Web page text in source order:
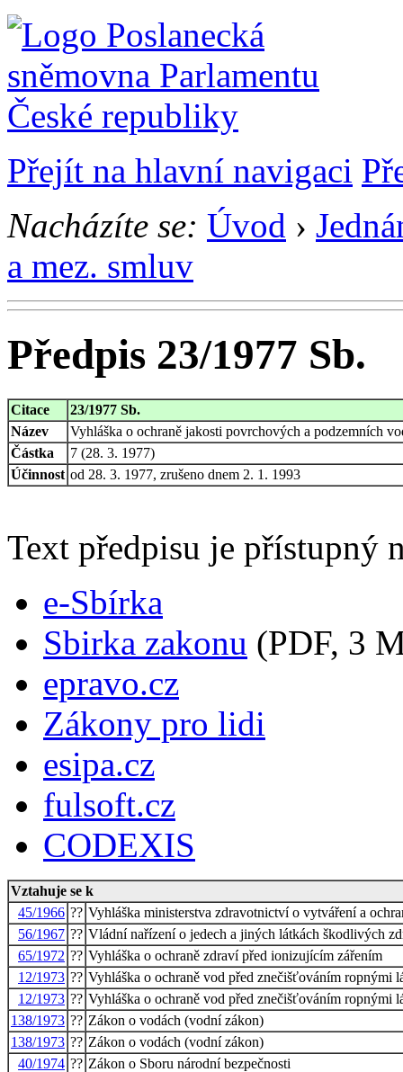
Přejít na hlavní navigaci
Nacházíte se: Úvod ›
a mez. smluv
Předpis 23/1977 Sb.
Citace
23/1977 Sb.
Název
Vyhláška o ochraně jakosti povrchových a podzemních
Částka
7 (28. 3. 1977)
Účinnost od 28. 3. 1977, zrušeno dnem 2. 1. 1993
Text předpisu je přístupný
e-Sbírka
Sbirka zakonu (PDF, 3
epravo.cz
Zákony pro lidi
esipa.cz
fulsoft.cz
CODEXIS
Vztahuje se k
45/1966 ?? Vyhláška ministerstva zdravotnictví o vytváření a
56/1967 ?? Vládní nařízení o jedech a jiných látkách škodlivých
65/1972 ?? Vyhláška o ochraně zdraví před ionizujícím zářením
12/1973 ?? Vyhláška o ochraně vod před znečišťováním ropnými
12/1973 ?? Vyhláška o ochraně vod před znečišťováním ropnými
138/1973 ?? Zákon o vodách (vodní zákon)
138/1973 ?? Zákon o vodách (vodní zákon)
40/1974 ?? Zákon o Sboru národní bezpečnosti